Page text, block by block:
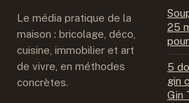
Le média pratique de la
maison : bricolage, déco,
cuisine, immobilier et art
de vivre, en méthodes
concrètes.
25
5
gin
Gin